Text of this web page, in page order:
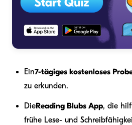
Ein7-tägiges kostenloses
zu erkunden.
DieReading Blubs App, die
frühe Lese- und